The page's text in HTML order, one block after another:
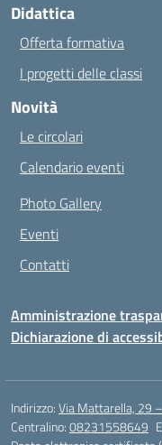
Didattica
Offerta formativa
I progetti delle classi
Novità
Le circolari
Calendario eventi
Photo Gallery
Eventi
Contatti
Amministrazione
Dichiarazione di
Indirizzo:Via Mattarella, 29
Centralino:08231558649